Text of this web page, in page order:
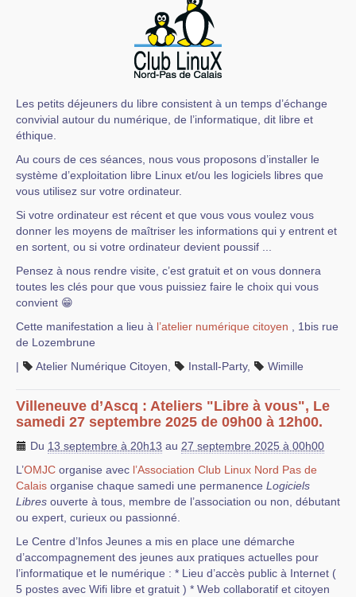
Les petits déjeuners du libre consistent à un temps d’échange
convivial autour du numérique, de l’informatique, dit libre et
éthique.
Au cours de ces séances, nous vous proposons d’installer le
système d’exploitation libre Linux et/ou les logiciels libres que
vous utilisez sur votre ordinateur.
Si votre ordinateur est récent et que vous vous voulez vous
donner les moyens de maîtriser les informations qui y entrent et
en sortent, ou si votre ordinateur devient poussif ...
Pensez à nous rendre visite, c’est gratuit et on vous donnera
toutes les clés pour que vous puissiez faire le choix qui vous
convient 😁
Cette manifestation a lieu à l’atelier numérique citoyen , 1bis rue
de Lozembrune
|
Atelier Numérique Citoyen Install-Party, Wimille
Villeneuve d’Ascq : Ateliers "Libre à vous", Le
samedi 27 septembre 2025 de 09h00 à 12h00.
Du 13 septembre à 20h13 au 27 septembre 2025 à 00h00
L’OMJC organise avec l’Association Club Linux Nord Pas de
Calais organise chaque samedi une permanence Logiciels
Libres ouverte à tous, membre de l’association ou non, débutant
ou expert, curieux ou passionné.
Le Centre d’Infos Jeunes a mis en place une démarche
d’accompagnement des jeunes aux pratiques actuelles pour
l’informatique et le numérique : * Lieu d’accès public à Internet (
5 postes avec Wifi libre et gratuit ) * Web collaboratif et citoyen